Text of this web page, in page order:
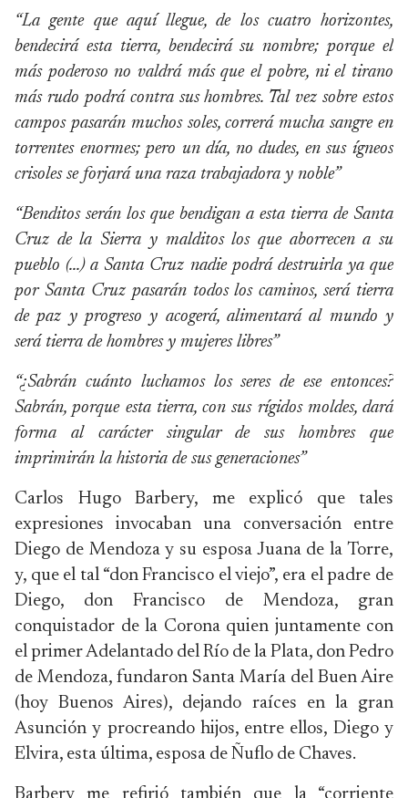
“La gente que aquí llegue, de los cuatro horizontes,
bendecirá esta tierra, bendecirá su nombre; porque el
más poderoso no valdrá más que el pobre, ni el tirano
más rudo podrá contra sus hombres. Tal vez sobre estos
campos pasarán muchos soles, correrá mucha sangre en
torrentes enormes; pero un día, no dudes, en sus ígneos
crisoles se forjará una raza trabajadora y noble”
“Benditos serán los que bendigan a esta tierra de Santa
Cruz de la Sierra y malditos los que aborrecen a su
pueblo (…) a Santa Cruz nadie podrá destruirla ya que
por Santa Cruz pasarán todos los caminos, será tierra
de paz y progreso y acogerá, alimentará al mundo y
será tierra de hombres y mujeres libres”
“¿Sabrán cuánto luchamos los seres de ese entonces?
Sabrán, porque esta tierra, con sus rígidos moldes, dará
forma al carácter singular de sus hombres que
imprimirán la historia de sus generaciones”
Carlos Hugo Barbery, me explicó que tales
expresiones invocaban una conversación entre
Diego de Mendoza y su esposa Juana de la Torre,
y, que el tal “don Francisco el viejo”, era el padre de
Diego, don Francisco de Mendoza, gran
conquistador de la Corona quien juntamente con
el primer Adelantado del Río de la Plata, don Pedro
de Mendoza, fundaron Santa María del Buen Aire
(hoy Buenos Aires), dejando raíces en la gran
Asunción y procreando hijos, entre ellos, Diego y
Elvira, esta última, esposa de Ñuflo de Chaves.
Barbery me refirió también que la “corriente